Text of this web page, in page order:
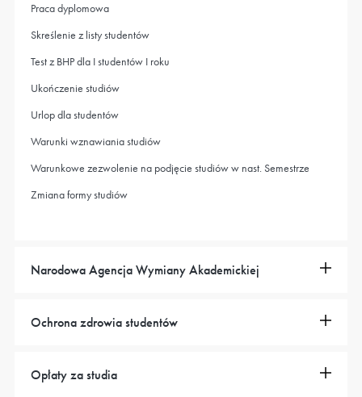
Praca dyplomowa
Skreślenie z listy studentów
Test z BHP dla I studentów I roku
Ukończenie studiów
Urlop dla studentów
Warunki wznawiania studiów
Warunkowe zezwolenie na podjęcie studiów w nast. Semestrze
Zmiana formy studiów
Narodowa Agencja Wymiany Akademickiej
Ochrona zdrowia studentów
Opłaty za studia